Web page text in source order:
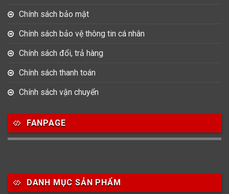
Chính sách bảo mật
Chính sách bảo vệ thông tin cá nhân
Chính sách đổi, trả hàng
Chính sách thanh toán
Chính sách vận chuyển
FANPAGE
DANH MỤC SẢN PHẨM